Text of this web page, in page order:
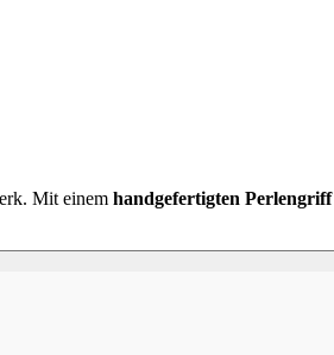
Mit einem handgefertigten Perlengriff